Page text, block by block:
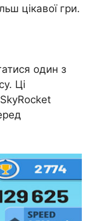
цікавої гри.
один з
Ці